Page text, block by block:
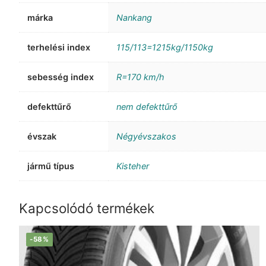
márka Nankang
terhelési index 115/113=1215kg/1150kg
sebesség index R=170 km/h
defekttűrő nem defekttűrő
évszak Négyévszakos
jármű típus Kisteher
Kapcsolódó termékek
-58%